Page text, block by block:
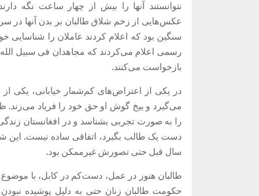
نتوانستند آنها را بیش از چهار ساعت نگه
عکس‌هایی از زخم شلاق طالبان بر بدن آنها در
سنگین بود که اعلام کردند عاملان را شناسایی
رسمی اعلام می‌کردند که مجاهدان فی سبیل
بازخواست می‌کنند.
در یکی از اعتراض‌های کم‌شمار خیابانی، یکی
می‌گیرد و بیخ گوش او حق خود را فریاد می‌زند.
را به صورت تجربی بشناسد و در افغانستان
سال قبل حتی تصورش غیرممکن بود.
طالبان هنوز در عمل، دست‌کم در کابل، با موضوع
حکومت طالبان زنان حتی به دلیل پوشیده نبودن